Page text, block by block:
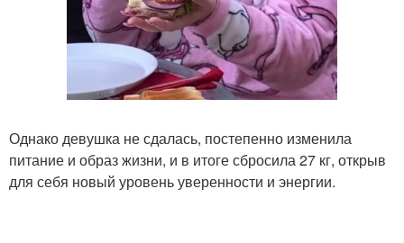
Однако девушка не сдалась, постепенно изменила
питание и образ жизни, и в итоге сбросила 27 кг, открыв
для себя новый уровень уверенности и энергии.